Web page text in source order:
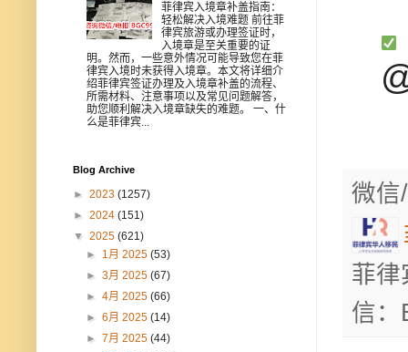
微
菲律
信：
菲律宾入境章补盖指南：
轻松解决入境难题 前往菲
律宾旅游或办理签证时，
入境章是至关重要的证
明。然而，一些意外情况可能导致您在菲
律宾入境时未获得入境章。本文将详细介
绍菲律宾签证办理及入境章补盖的流程、
所需材料、注意事项以及常见问题解答，
助您顺利解决入境章缺失的难题。 一、什
么是菲律宾...
Blog Archive
► 2023 (1257)
► 2024 (151)
▼ 2025 (621)
► 1月 2025(53)
►3月 2025(67)
►4月 2025(66)
►6月 2025(14)
►7月 2025(44)